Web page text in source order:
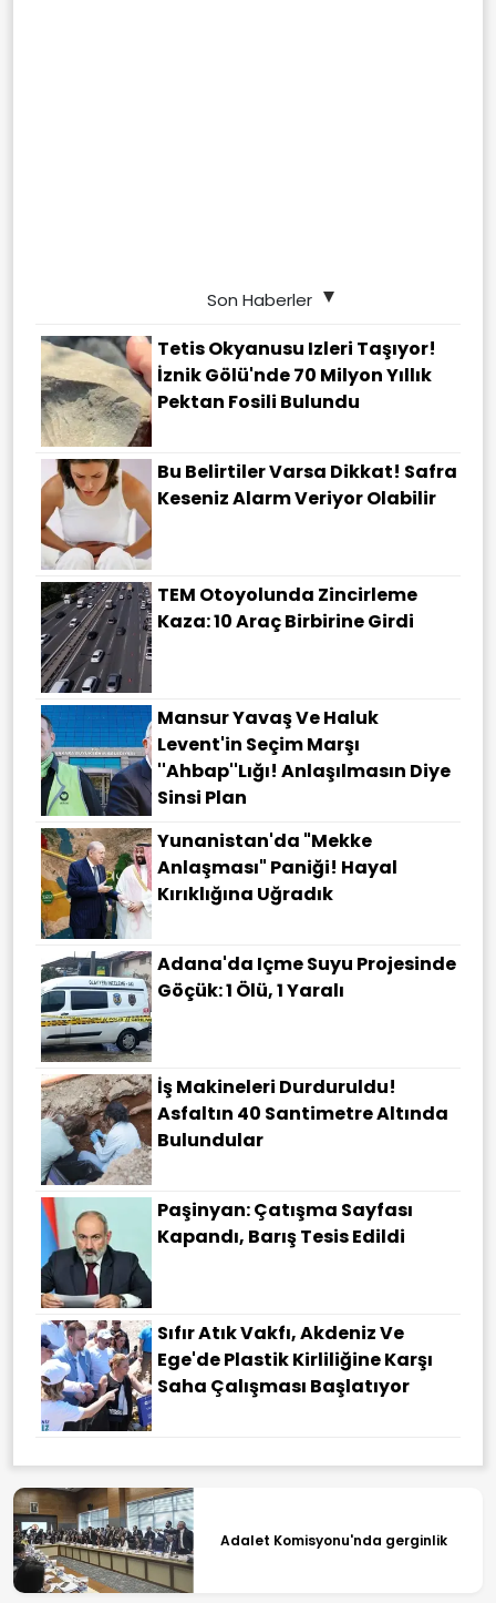
Son Haberler
Tetis Okyanusu Izleri Taşıyor!
İznik Gölü'nde 70 Milyon Yıllık
Pektan Fosili Bulundu
Bu Belirtiler Varsa Dikkat! Safra
Keseniz Alarm Veriyor Olabilir
TEM Otoyolunda Zincirleme
Kaza: 10 Araç Birbirine Girdi
Mansur Yavaş Ve Haluk
Levent'in Seçim Marşı
''Ahbap''lığı! Anlaşılmasın Diye
Sinsi Plan
Yunanistan'da "Mekke
Anlaşması" Paniği! Hayal
Kırıklığına Uğradık
Adana'da Içme Suyu Projesinde
Göçük: 1 Ölü, 1 Yaralı
İş Makineleri Durduruldu!
Asfaltın 40 Santimetre Altında
Bulundular
Paşinyan: Çatışma Sayfası
Kapandı, Barış Tesis Edildi
Sıfır Atık Vakfı, Akdeniz Ve
Ege'de Plastik Kirliliğine Karşı
Saha Çalışması Başlatıyor
Adalet Komisyonu'nda gerginlik